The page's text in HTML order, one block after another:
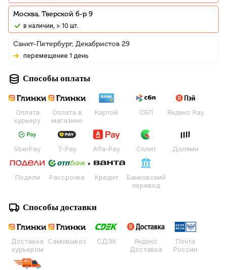
Москва, Тверской б-р 9
В наличии, > 10 шт.
Санкт-Петербург, Декабристов 29
Перемещение 1 день
Способы оплаты
Оплата
курьеру
Оплата в
магазине
Картой СБП Яндекс Pay
SberPay T-Pay Alfa-Pay Сплит Долями
Подели Рассрочка Кредит
Банковский
перевод
Способы доставки
Доставка
курьером
Самовывоз СДЭК
Яндекс
Доставка
Почта
России